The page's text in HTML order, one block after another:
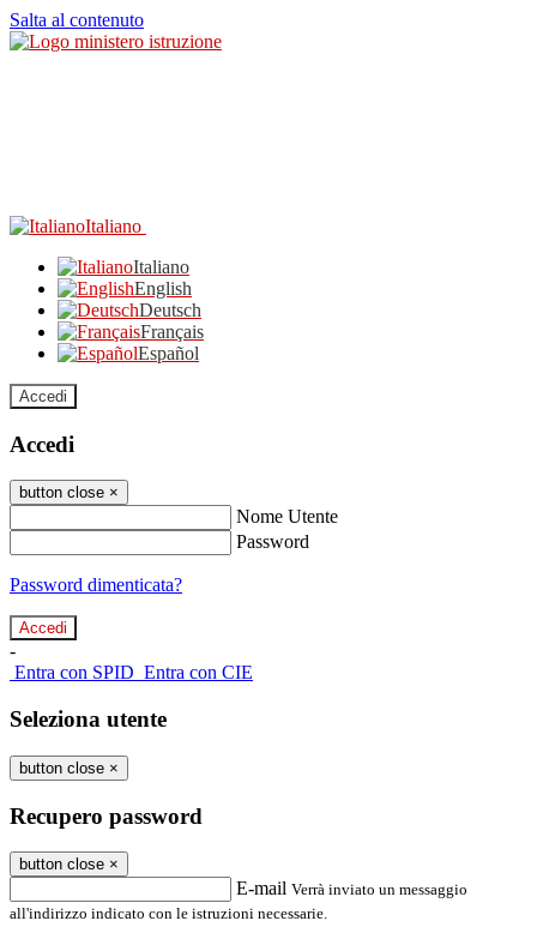
Salta al contenuto
Italiano
Italiano
English
Deutsch
Français
Español
Accedi
Accedi
button close ×
Nome Utente
Password
Password dimenticata?
-
Entra con SPID Entra con CIE
Seleziona utente
button close ×
Recupero password
button close ×
E-mail Verrà inviato un messaggio
all'indirizzo indicato con le istruzioni necessarie.